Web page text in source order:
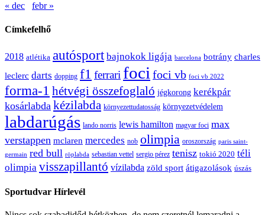
« dec
febr »
Címkefelhő
2018 atlétika autósport bajnokok ligája barcelona botrány charles
leclerc darts dopping f1 ferrari foci foci vb foci vb 2022
forma-1 hétvégi összefoglaló jégkorong kerékpár
kosárlabda kézilabda környezettudatosság környezetvédelem
labdarúgás lando norris lewis hamilton magyar foci max
verstappen mclaren mercedes nob olimpia oroszország paris saint-
germain red bull röplabda sebastian vettel sergio pérez tenisz tokió 2020 téli
olimpia visszapillantó vízilabda zöld sport átigazolások úszás
Sportudvar Hírlevél